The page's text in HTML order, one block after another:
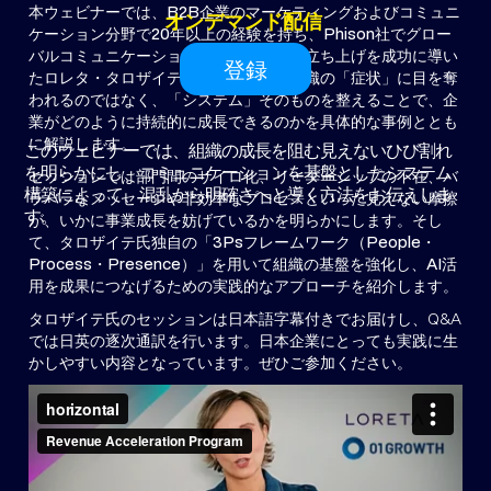
オンデマンド配信
登録
このウェビナーでは、組織の成長を阻む見えないひび割れ
を明らかにし、コミュニケーションを基盤としたシステム
構築によって、混乱から明確さへと導く方法をお伝えしま
す。
本ウェビナーでは、B2B企業のマーケティングおよびコミュニ
ケーション分野で20年以上の経験を持ち、Phison社でグロー
バルコミュニケーション改革やブランド立ち上げを成功に導い
たロレタ・タロザイテ氏をお招きし、組織の「症状」に目を奪
われるのではなく、「システム」そのものを整えることで、企
業がどのように持続的に成長できるのかを具体的な事例ととも
に解説します。
セッションでは部門間のサイロ化、リーダーシップの不在、バ
ラバラなメッセージや非効率なプロセスといった見えない摩擦
が、いかに事業成長を妨げているかを明らかにします。そし
て、タロザイテ氏独自の「3Psフレームワーク（People・
Process・Presence）」を用いて組織の基盤を強化し、AI活
用を成果につなげるための実践的なアプローチを紹介します。
タロザイテ氏のセッションは日本語字幕付きでお届けし、Q&A
では日英の逐次通訳を行います。日本企業にとっても実践に生
かしやすい内容となっています。ぜひご参加ください。